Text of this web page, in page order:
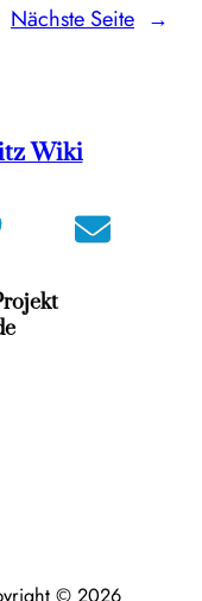
Nächste Seite →
Wiki
© 2026